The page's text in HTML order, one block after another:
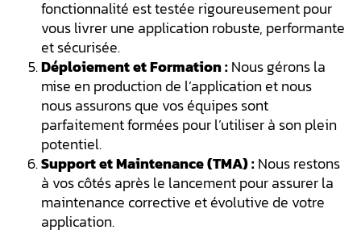
fonctionnalité est testée rigoureusement pour
vous livrer une application robuste, performante
et sécurisée.
Déploiement et Formation :Nous gérons la
mise en production de l’application et nous
nous assurons que vos équipes sont
parfaitement formées pour l’utiliser à son plein
potentiel.
Support et Maintenance (TMA) :Nous restons
à vos côtés après le lancement pour assurer la
maintenance corrective et évolutive de votre
application.